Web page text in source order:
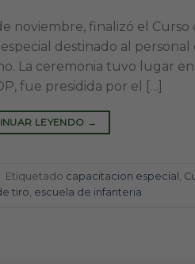
noviembre, finalizó el
destinado al personal
La ceremonia tuvo lugar
fue presidida por el […]
LEYENDO →
Etiquetado capacitacion especial ,
tiro, escuela de infanteria